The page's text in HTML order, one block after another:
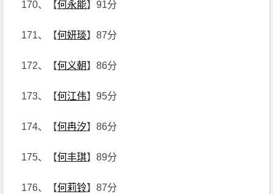
170、【何永能】91分
171、【何妍琰】87分
172、【何义朝】86分
173、【何江伟】95分
174、【何冉汐】86分
175、【何丰琪】89分
176、【何莉铃】87分